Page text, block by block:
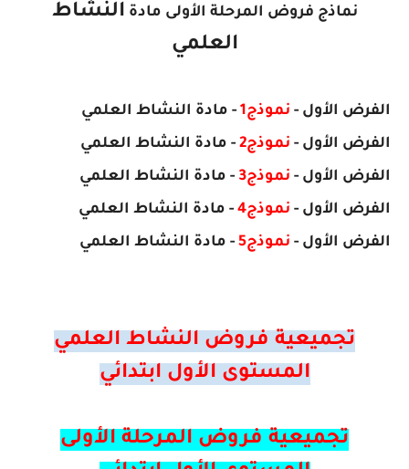
نماذج فروض المرحلة الأولى مادة النشاط
العلمي
الفرض الأول - نموذج1
- مادة النشاط العلمي
الفرض الأول - نموذج2 - مادة النشاط العلمي
الفرض الأول - نموذج3 - مادة النشاط العلمي
الفرض الأول - نموذج4 - مادة النشاط العلمي
الفرض الأول - نموذج5 - مادة النشاط العلمي
تجميعية فروض النشاط العلمي
المستوى الأول ابتدائي
تجميعية فروض المرحلة الأولى